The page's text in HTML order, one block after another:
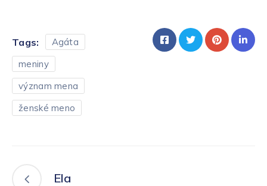
Tags:
Agáta
meniny
význam mena
ženské meno
Ela